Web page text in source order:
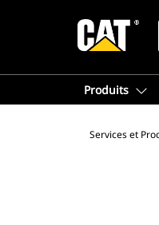
Produits
Services et